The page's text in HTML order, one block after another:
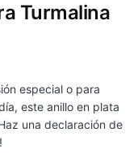
Turmalina
especial o para
este anillo en plata
una declaración de